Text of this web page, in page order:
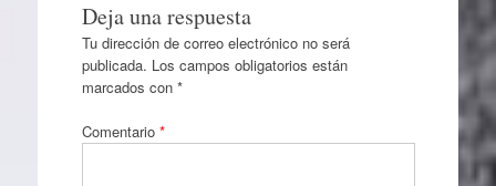
Deja una respuesta
Tu dirección de correo electrónico no será
publicada. Los campos obligatorios están
marcados con *
Comentario *